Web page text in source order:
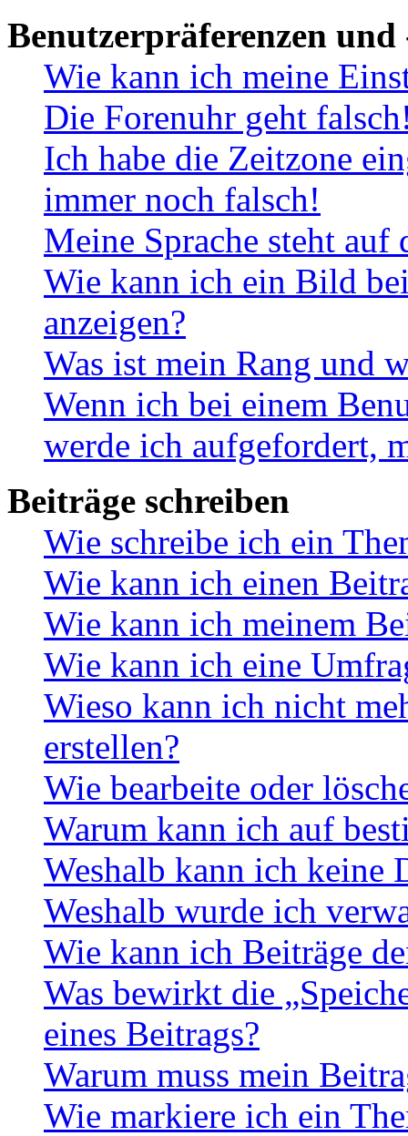
Benutzerpräferenzen und
Wie kann ich meine
Die Forenuhr geht
Ich habe die Zeitzone
immer noch falsch!
Meine Sprache steht
Wie kann ich ein Bild
anzeigen?
Was ist mein Rang und
Wenn ich bei einem
werde ich aufgefordert,
Beiträge schreiben
Wie schreibe ich ein
Wie kann ich einen
Wie kann ich meinem
Wie kann ich eine
Wieso kann ich nicht
erstellen?
Wie bearbeite oder
Warum kann ich auf
Weshalb kann ich keine
Weshalb wurde ich
Wie kann ich Beiträge
Was bewirkt die
eines Beitrags?
Warum muss mein
Wie markiere ich ein